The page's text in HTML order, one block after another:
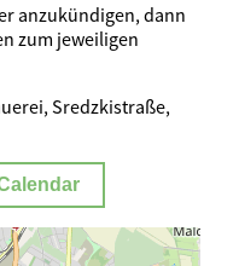
anzukündigen, dann
zum jeweiligen
Sredzkistraße,